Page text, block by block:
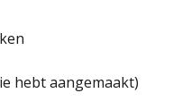
hebt aangemaakt)